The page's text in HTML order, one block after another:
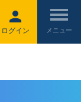
ログイン